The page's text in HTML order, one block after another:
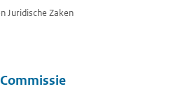
Juridische Zaken